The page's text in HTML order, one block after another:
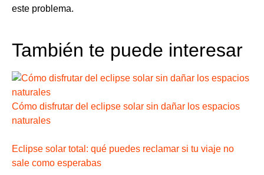
este problema.
También te puede interesar
Cómo disfrutar del eclipse solar sin dañar los espacios
naturales
Eclipse solar total: qué puedes reclamar si tu viaje no
sale como esperabas